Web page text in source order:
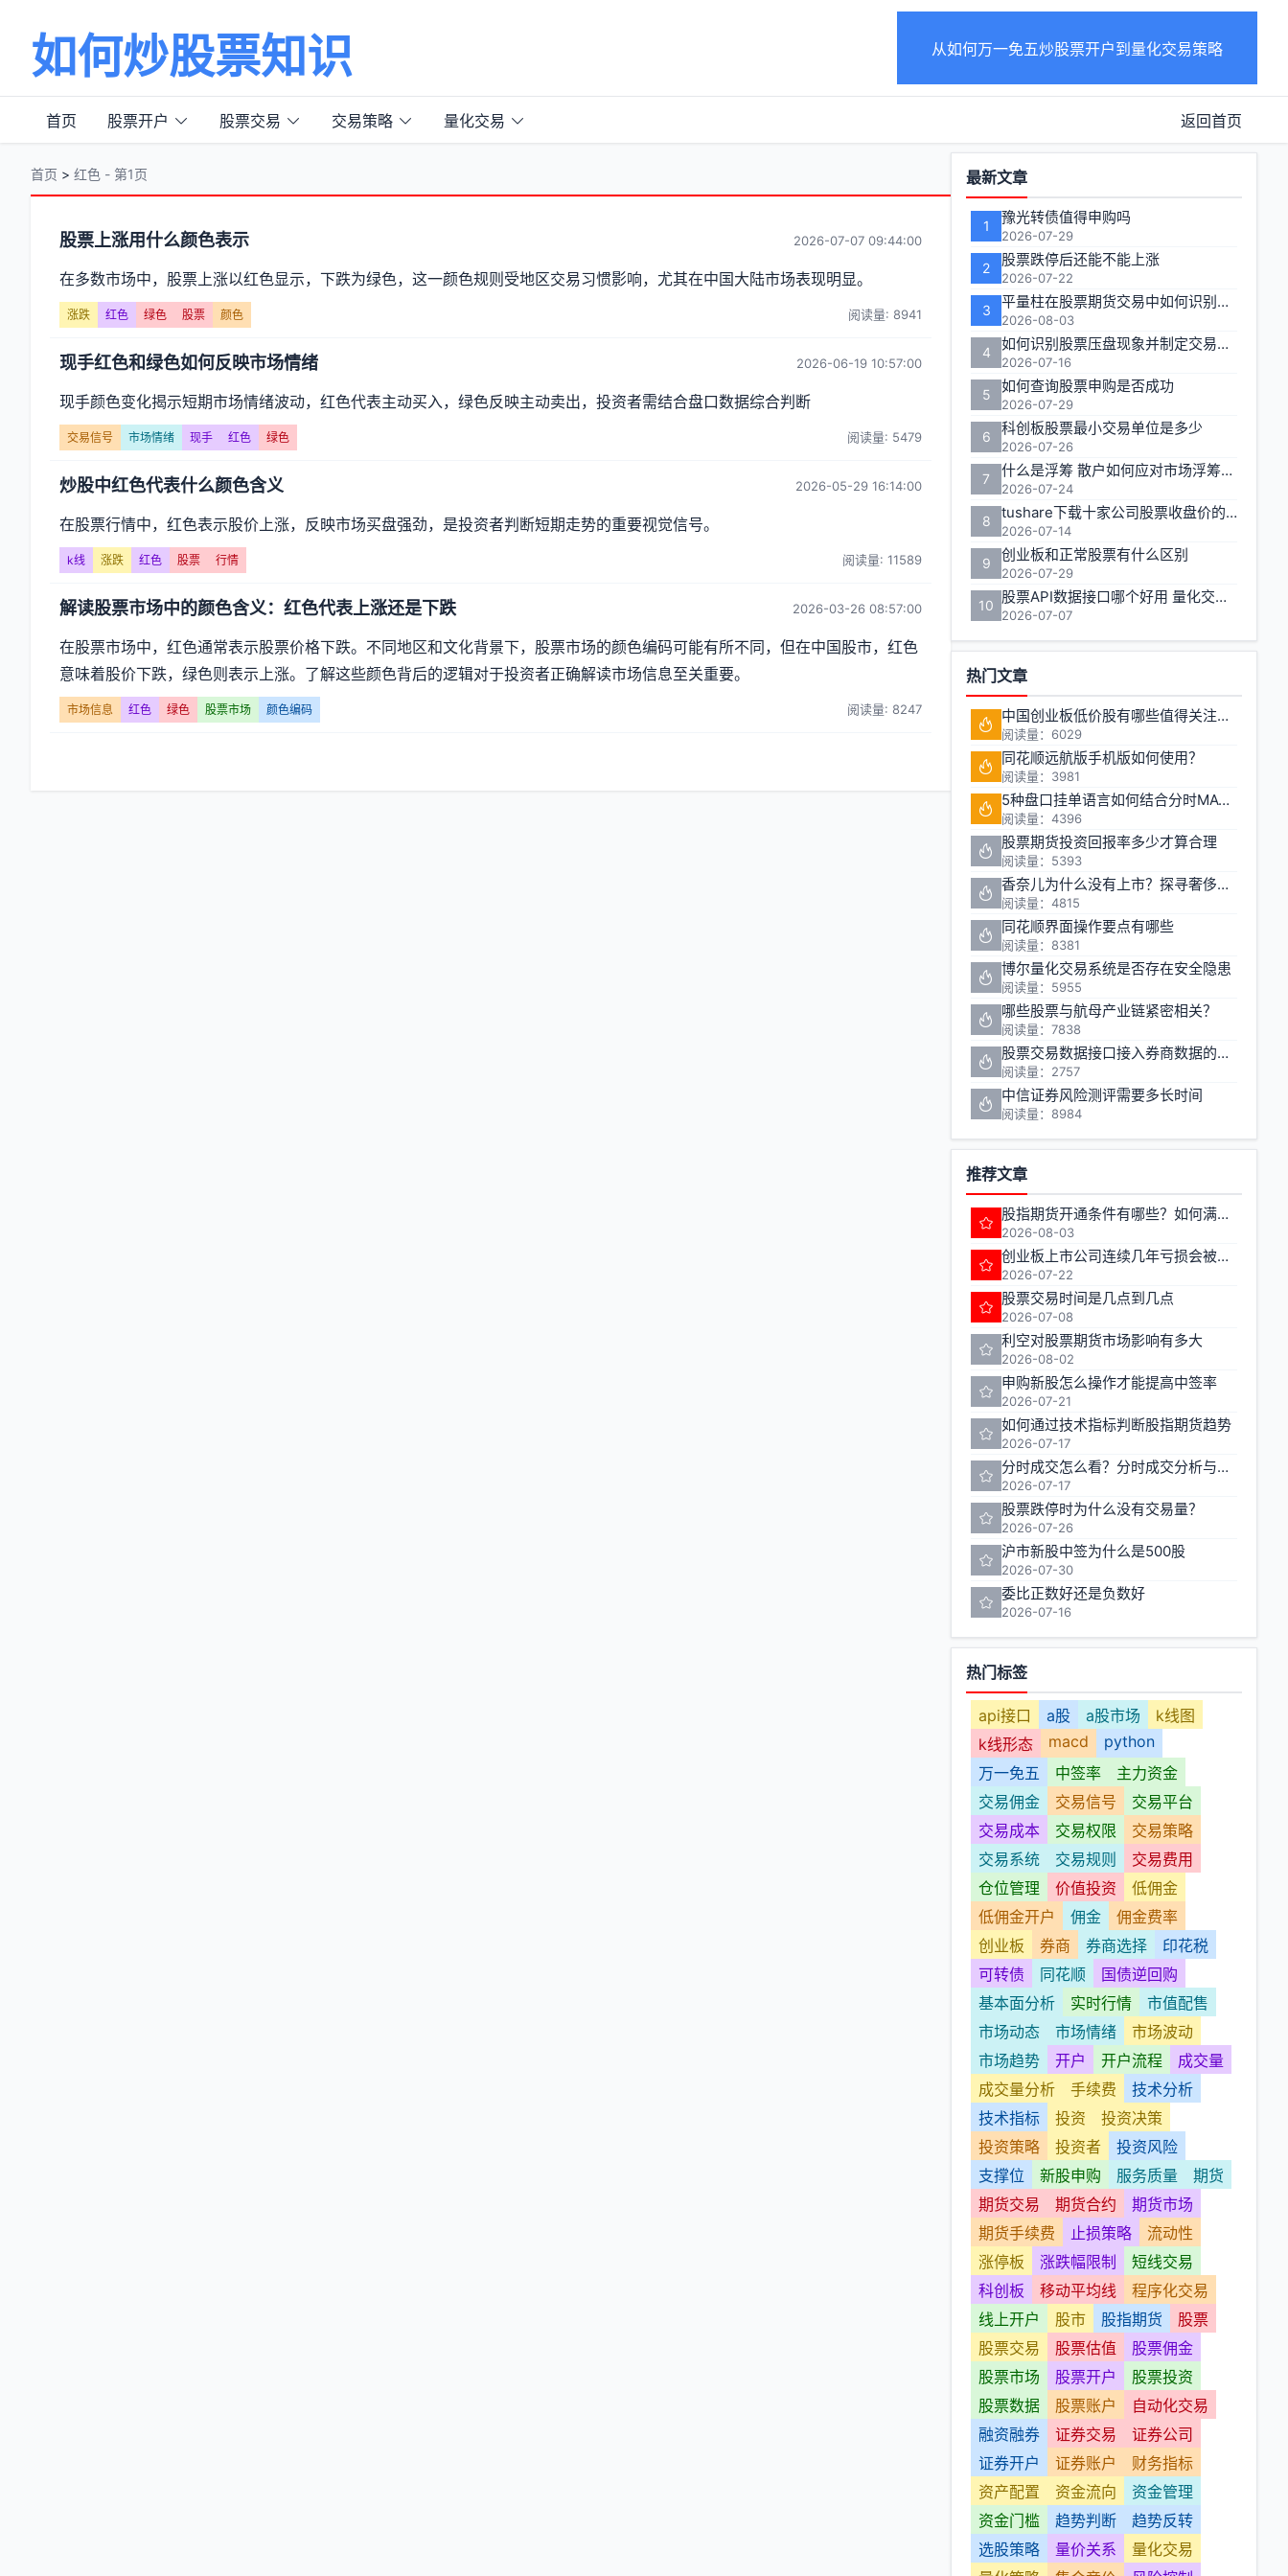
如何炒股票知识 从如何万一免五炒股票开户到量化交易策略
首页 股票开户 股票交易 交易策略 量化交易 返回首页
首页 > 红色 - 第1页
分
类
【红
色】
文
章
列
表
第
页
股票上涨用什么颜色表示 2026-07-07 09:44:00
在多数市场中，股票上涨以红色显示，下跌为绿色，这一颜色规则受地区交易习惯影响，尤其在中国大陆市场表现明显。
涨跌 红色 绿色 股票 颜色 阅读量: 8941
现手红色和绿色如何反映市场情绪 2026-06-19 10:57:00
现手颜色变化揭示短期市场情绪波动，红色代表主动买入，绿色反映主动卖出，投资者需结合盘口数据综合判断
交易信号 市场情绪 现手 红色 绿色 阅读量: 5479
炒股中红色代表什么颜色含义 2026-05-29 16:14:00
在股票行情中，红色表示股价上涨，反映市场买盘强劲，是投资者判断短期走势的重要视觉信号。
k线 涨跌 红色 股票 行情 阅读量: 11589
解读股票市场中的颜色含义：红色代表上涨还是下跌 2026-03-26 08:57:00
在股票市场中，红色通常表示股票价格下跌。不同地区和文化背景下，股票市场的颜色编码可能有所不同，但在中国股市，红色
意味着股价下跌，绿色则表示上涨。了解这些颜色背后的逻辑对于投资者正确解读市场信息至关重要。
市场信息 红色 绿色 股票市场 颜色编码 阅读量: 8247
功
能
区
最新文章
1 豫光转债值得申购吗
2026-07-29
2 股票跌停后还能不能上涨
2026-07-22
3 平量柱在股票期货交易中如何识别关键信号？
2026-08-03
4 如何识别股票压盘现象并制定交易策略
2026-07-16
5 如何查询股票申购是否成功
2026-07-29
6 科创板股票最小交易单位是多少
2026-07-26
7 什么是浮筹 散户如何应对市场浮筹变化
2026-07-24
8 tushare下载十家公司股票收盘价的实用方法
2026-07-14
9 创业板和正常股票有什么区别
2026-07-29
10 股票API数据接口哪个好用 量化交易如何获取实时行情
2026-07-07
热门文章
中国创业板低价股有哪些值得关注的投资机会?
阅读量：6029
同花顺远航版手机版如何使用？
阅读量：3981
5种盘口挂单语言如何结合分时MACD判断买卖点
阅读量：4396
股票期货投资回报率多少才算合理
阅读量：5393
香奈儿为什么没有上市？探寻奢侈品巨头的资本之路
阅读量：4815
同花顺界面操作要点有哪些
阅读量：8381
博尔量化交易系统是否存在安全隐患
阅读量：5955
哪些股票与航母产业链紧密相关？
阅读量：7838
股票交易数据接口接入券商数据的方法有哪些
阅读量：2757
中信证券风险测评需要多长时间
阅读量：8984
推荐文章
股指期货开通条件有哪些？如何满足期货交易准入要求？
2026-08-03
创业板上市公司连续几年亏损会被实施退市风险警示
2026-07-22
股票交易时间是几点到几点
2026-07-08
利空对股票期货市场影响有多大
2026-08-02
申购新股怎么操作才能提高中签率
2026-07-21
如何通过技术指标判断股指期货趋势
2026-07-17
分时成交怎么看？分时成交分析与实战技巧
2026-07-17
股票跌停时为什么没有交易量？
2026-07-26
沪市新股中签为什么是500股
2026-07-30
委比正数好还是负数好
2026-07-16
热门标签
api接口 a股 a股市场
k线图
k线形态
macd
python
万一免五
中签率
主力资金
交易佣金
交易信号
交易平台
交易成本
交易权限
交易策略
交易系统
交易规则
交易费用
仓位管理
价值投资
低佣金
低佣金开户
佣金
佣金费率
创业板
券商 券商选择
印花税
可转债
同花顺
国债逆回购
基本面分析
实时行情
市值配售
市场动态
市场情绪
市场波动
市场趋势
开户 开户流程
成交量
成交量分析
手续费
技术分析
技术指标
投资
投资决策
投资策略
投资者
投资风险
支撑位
新股申购 服务质量
期货
期货交易
期货合约
期货市场
期货手续费
止损策略
流动性
涨停板
涨跌幅限制
短线交易
科创板
移动平均线
程序化交易
线上开户
股市 股指期货
股票
股票交易
股票估值
股票佣金
股票市场
股票开户
股票投资
股票数据
股票账户
自动化交易
融资融券
证券交易
证券公司
证券开户
证券账户
财务指标
资产配置
资金流向
资金管理
资金门槛
趋势判断
趋势反转
选股策略
量价关系
量化交易